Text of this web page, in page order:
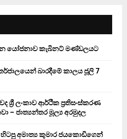
E
A
යෝජනාව කැබිනට් මණ්ඩලයට
බාරදීමේ කාලය ජූලි 7
ශ්‍රී ලංකාව ආර්ථික ප්‍රතිසංස්කරණ
– ජාත්‍යන්තර මූල්‍ය අරමුදල
අමාත්‍ය කුමාර ජයකොඩිගෙන්